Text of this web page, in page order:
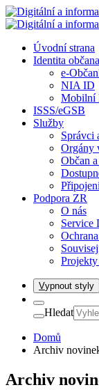
Úvodní strana
Identita občana
e-
NIA ID
Mobilní
ISSS/eGSB
Služby
Správci
Orgány
Občan
Podpora ZR
O nás
Service
Vypnout styly
Hledat
Domů
Archiv
Archiv